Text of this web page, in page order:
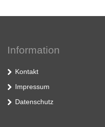
Information
Kontakt
Impressum
Datenschutz